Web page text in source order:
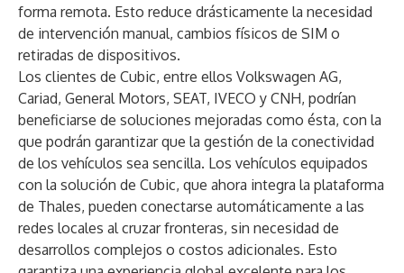
forma remota. Esto reduce drásticamente la necesidad
de intervención manual, cambios físicos de SIM o
retiradas de dispositivos.
Los clientes de Cubic, entre ellos Volkswagen AG,
Cariad, General Motors, SEAT, IVECO y CNH, podrían
beneficiarse de soluciones mejoradas como ésta, con la
que podrán garantizar que la gestión de la conectividad
de los vehículos sea sencilla. Los vehículos equipados
con la solución de Cubic, que ahora integra la plataforma
de Thales, pueden conectarse automáticamente a las
redes locales al cruzar fronteras, sin necesidad de
desarrollos complejos o costos adicionales. Esto